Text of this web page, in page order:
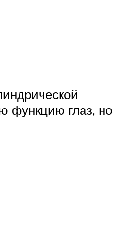
функцию глаз, но